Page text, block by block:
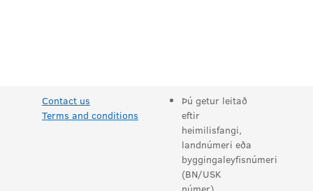
Contact us
Terms and conditions
Þú getur leitað
eftir
heimilisfangi,
landnúmeri eða
byggingaleyfisnúmeri
(BN/USK